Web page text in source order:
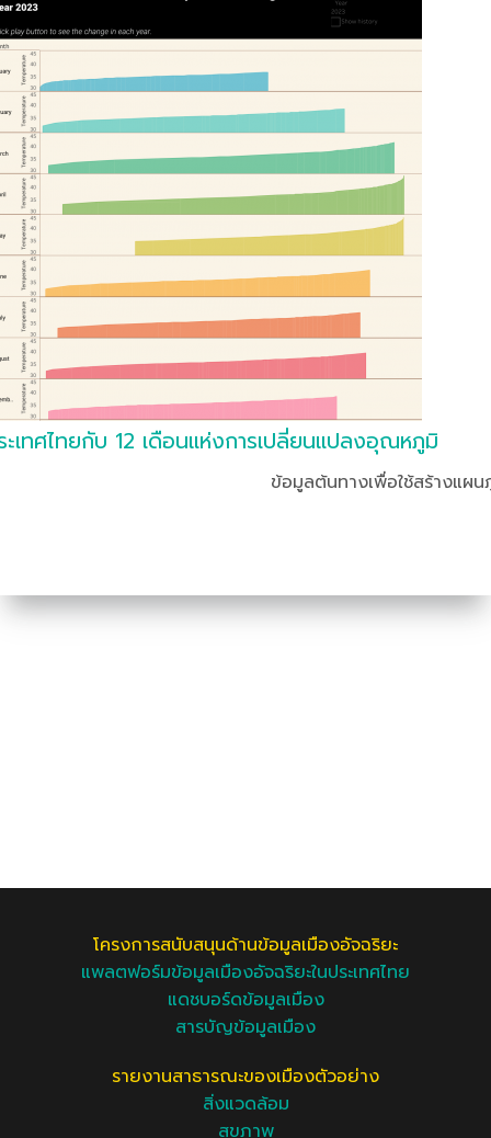
ะเทศไทยกับ 12 เดือนแห่งการเปลี่ยนแปลงอุณหภูมิ
ข้อมูลต้นทางเพื่อใช้สร้างแผ
โครงการสนับสนุนด้านข้อมูลเมืองอัจฉริยะ
แพลตฟอร์มข้อมูลเมืองอัจฉริยะในประเทศไทย
แดชบอร์ดข้อมูลเมือง
สารบัญข้อมูลเมือง
รายงานสาธารณะของเมืองตัวอย่าง
สิ่งแวดล้อม
สุขภาพ